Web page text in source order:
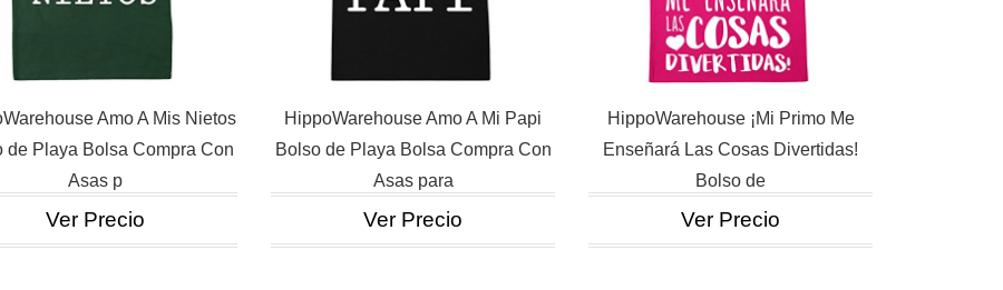
Amo A Mis Nietos
de Playa Bolsa Compra Con
Asas p
Ver Precio
HippoWarehouse Amo A Mi Papi
Bolso de Playa Bolsa Compra Con
Asas para
Ver Precio
HippoWarehouse ¡Mi Primo Me
Enseñará Las Cosas Divertidas!
Bolso de
Ver Precio